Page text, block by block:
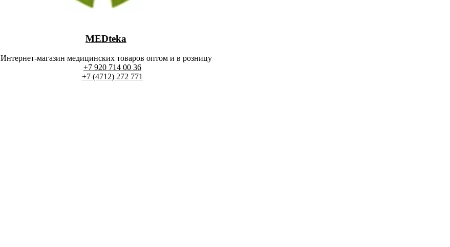
MEDteka
Интернет-магазин медицинских товаров оптом и в розницу
+7 920 714 00 36
+7 (4712) 272 771